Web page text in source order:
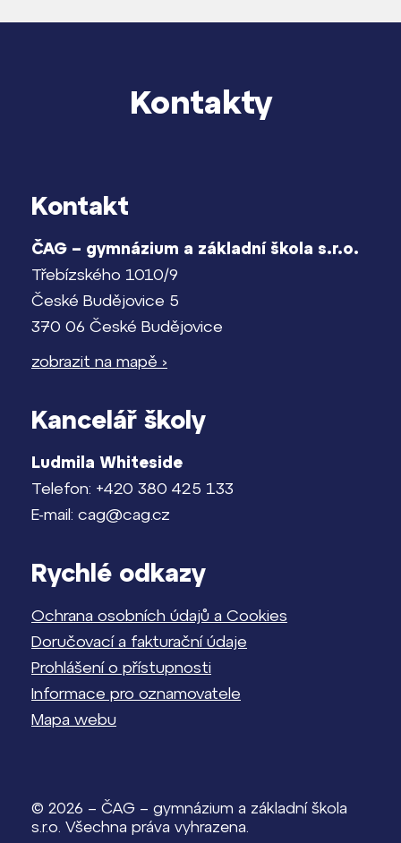
Kontakty
Kontakt
ČAG – gymnázium a základní škola s.r.o.
Třebízského 1010/9
České Budějovice 5
370 06 České Budějovice
zobrazit na mapě ›
Kancelář školy
Ludmila Whiteside
Telefon: +420 380 425 133
E-mail: cag@cag.cz
Rychlé odkazy
Ochrana osobních údajů a Cookies
Doručovací a fakturační údaje
Prohlášení o přístupnosti
Informace pro oznamovatele
Mapa webu
© 2026 – ČAG – gymnázium a základní škola
s.r.o. Všechna práva vyhrazena.